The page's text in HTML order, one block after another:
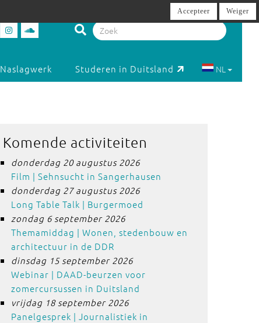
Naslagwerk Studeren in Duitsland NL
Komende activiteiten
donderdag 20 augustus 2026
Film | Sehnsucht in Sangerhausen
donderdag 27 augustus 2026
Long Table Talk | Burgermoed
zondag 6 september 2026
Themamiddag | Wonen, stedenbouw en
architectuur in de DDR
dinsdag 15 september 2026
Webinar | DAAD-beurzen voor
zomercursussen in Duitsland
vrijdag 18 september 2026
Panelgesprek | Journalistiek in
Accepteer Weiger